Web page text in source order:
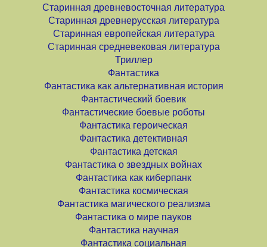
Старинная древневосточная литература
Старинная древнерусская литература
Старинная европейская литература
Старинная средневековая литература
Триллер
Фантастика
Фантастика как альтернативная история
Фантастический боевик
Фантастические боевые роботы
Фантастика героическая
Фантастика детективная
Фантастика детская
Фантастика о звездных войнах
Фантастика как киберпанк
Фантастика космическая
Фантастика магического реализма
Фантастика о мире пауков
Фантастика научная
Фантастика социальная